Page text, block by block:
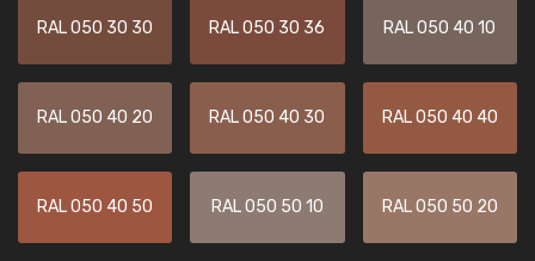
RAL 050 30 30 RAL 050 30 36 RAL 050 40 10
RAL 050 40 20 RAL 050 40 30 RAL 050 40 40
RAL 050 40 50 RAL 050 50 10 RAL 050 50 20